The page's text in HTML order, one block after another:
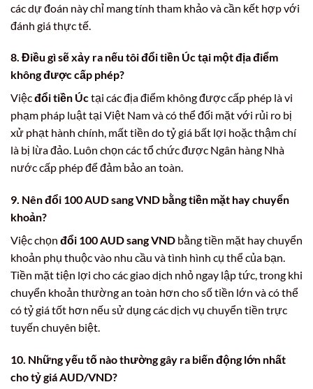
các dự đoán này chỉ mang tính tham khảo và cần kết hợp với
đánh giá thực tế.
8. Điều gì sẽ xảy ra nếu tôiđổi tiền Úctại một địa điểm
không được cấp phép?
Việcđổi tiền Úctại các địa điểm không được cấp phép là vi
phạm pháp luật tại Việt Nam và có thể đối mặt với rủi ro bị
xử phạt hành chính, mất tiền do tỷ giá bất lợi hoặc thậm chí
là bị lừa đảo. Luôn chọn các tổ chức được Ngân hàng Nhà
nước cấp phép để đảm bảo an toàn.
9. Nênđổi 100 AUD sang VND bằng tiền mặt hay chuyển
khoản?
Việc chọn đổi 100 AUD sang VND bằng tiền mặt hay chuyển
khoản phụ thuộc vào nhu cầu và tình hình cụ thể của bạn.
Tiền mặt tiện lợi cho các giao dịch nhỏ ngay lập tức, trong khi
chuyển khoản thường an toàn hơn cho số tiền lớn và có thể
có tỷ giá tốt hơn nếu sử dụng các dịch vụ chuyển tiền trực
tuyến chuyên biệt.
10. Những yếu tố nào thường gây ra biến động lớn nhất
chotỷ giá AUD/VND?